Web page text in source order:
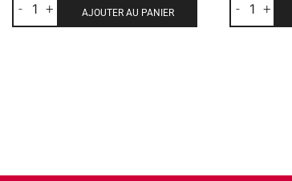
- + AJOUTER AU PANIER - +